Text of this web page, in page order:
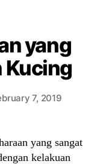
yang
Kucing
7, 2019
yang sangat
kelakuan